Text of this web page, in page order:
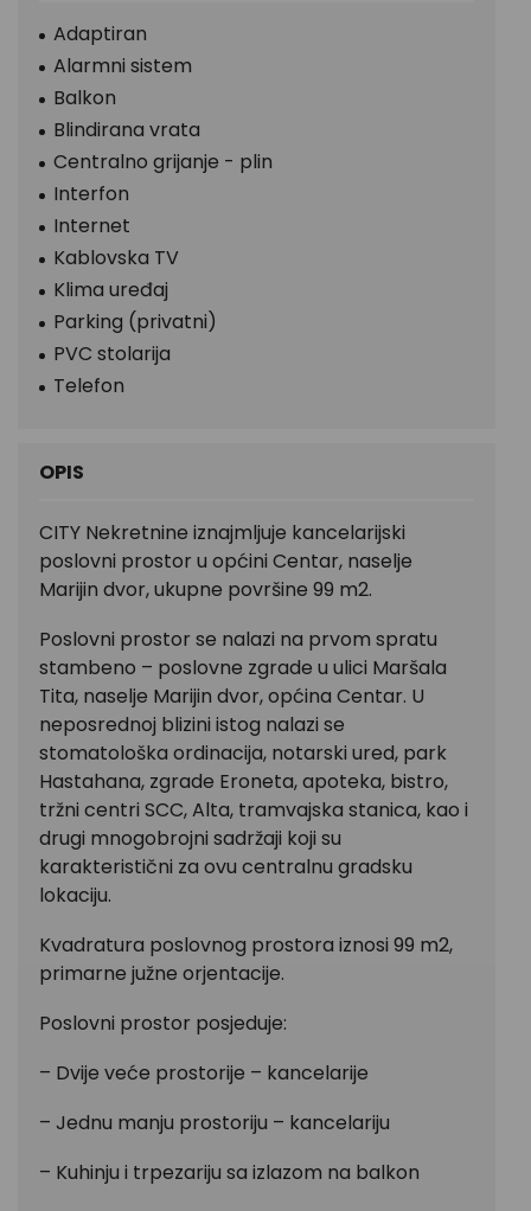
Adaptiran
Alarmni sistem
Balkon
Blindirana vrata
Centralno grijanje - plin
Interfon
Internet
Kablovska TV
Klima uređaj
Parking (privatni)
PVC stolarija
Telefon
OPIS
CITY Nekretnine iznajmljuje kancelarijski
poslovni prostor u općini Centar, naselje
Marijin dvor, ukupne površine 99 m2.
Poslovni prostor se nalazi na prvom spratu
stambeno – poslovne zgrade u ulici Maršala
Tita, naselje Marijin dvor, općina Centar. U
neposrednoj blizini istog nalazi se
stomatološka ordinacija, notarski ured, park
Hastahana, zgrade Eroneta, apoteka, bistro,
tržni centri SCC, Alta, tramvajska stanica, kao i
drugi mnogobrojni sadržaji koji su
karakteristični za ovu centralnu gradsku
lokaciju.
Kvadratura poslovnog prostora iznosi 99 m2,
primarne južne orjentacije.
Poslovni prostor posjeduje:
– Dvije veće prostorije – kancelarije
– Jednu manju prostoriju – kancelariju
– Kuhinju i trpezariju sa izlazom na balkon